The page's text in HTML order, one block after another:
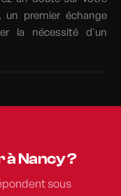
un premier échange
la nécessité d'un
à Nancy ?
sous